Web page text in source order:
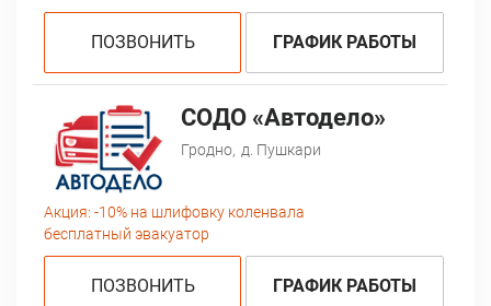
ПОЗВОНИТЬ ГРАФИК РАБОТЫ
СОДО «Автодело»
Гродно, д. Пушкари
Акция: -10% на шлифовку коленвала
бесплатный эвакуатор
ПОЗВОНИТЬ ГРАФИК РАБОТЫ